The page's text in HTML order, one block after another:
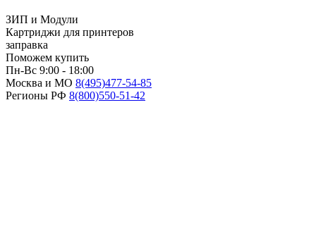
ЗИП и Модули
Картриджи для принтеров
заправка
Поможем купить
Пн-Вс 9:00 - 18:00
Москва и МО 8(495)477-54-85
Регионы РФ 8(800)550-51-42